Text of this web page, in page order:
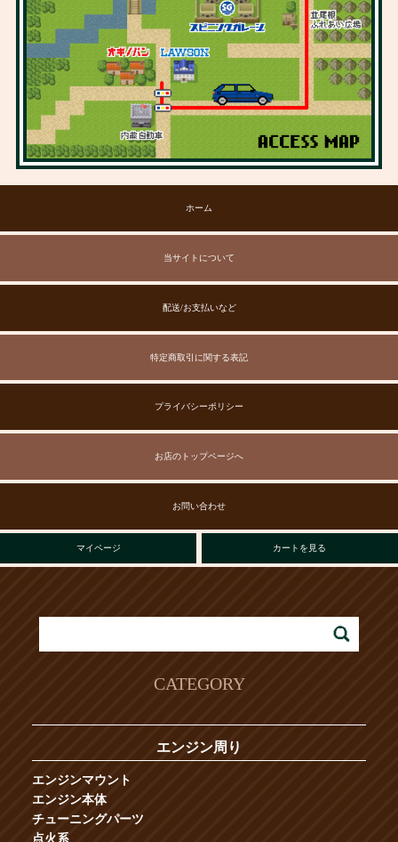
ホーム
当サイトについて
配送/お支払いなど
特定商取引に関する表記
プライバシーポリシー
お店のトップページへ
お問い合わせ
マイページ カートを見る
CATEGORY
エンジン周り
エンジンマウント
エンジン本体
チューニングパーツ
点火系